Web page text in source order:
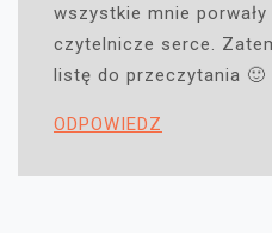
wszystkie mnie porwały
czytelnicze serce.
listę do przeczytania 🙂
ODPOWIEDZ